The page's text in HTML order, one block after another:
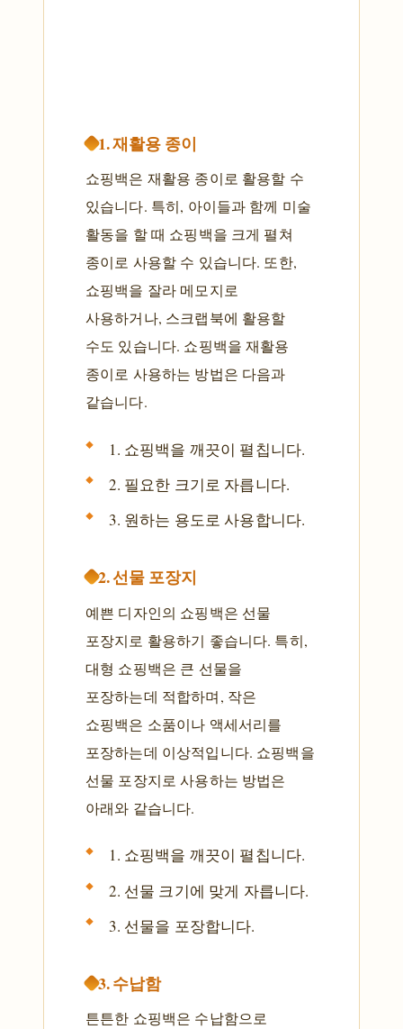
1. 재활용 종이
쇼핑백은 재활용 종이로 활용할 수
있습니다. 특히, 아이들과 함께 미술
활동을 할 때 쇼핑백을 크게 펼쳐
종이로 사용할 수 있습니다. 또한,
쇼핑백을 잘라 메모지로
사용하거나, 스크랩북에 활용할
수도 있습니다. 쇼핑백을 재활용
종이로 사용하는 방법은 다음과
같습니다.
1. 쇼핑백을 깨끗이 펼칩니다.
2. 필요한 크기로 자릅니다.
3. 원하는 용도로 사용합니다.
2. 선물 포장지
예쁜 디자인의 쇼핑백은 선물
포장지로 활용하기 좋습니다. 특히,
대형 쇼핑백은 큰 선물을
포장하는데 적합하며, 작은
쇼핑백은 소품이나 액세서리를
포장하는데 이상적입니다. 쇼핑백을
선물 포장지로 사용하는 방법은
아래와 같습니다.
1. 쇼핑백을 깨끗이 펼칩니다.
2. 선물 크기에 맞게 자릅니다.
3. 선물을 포장합니다.
3. 수납함
튼튼한 쇼핑백은 수납함으로